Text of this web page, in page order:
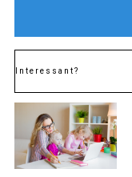
Interessant?